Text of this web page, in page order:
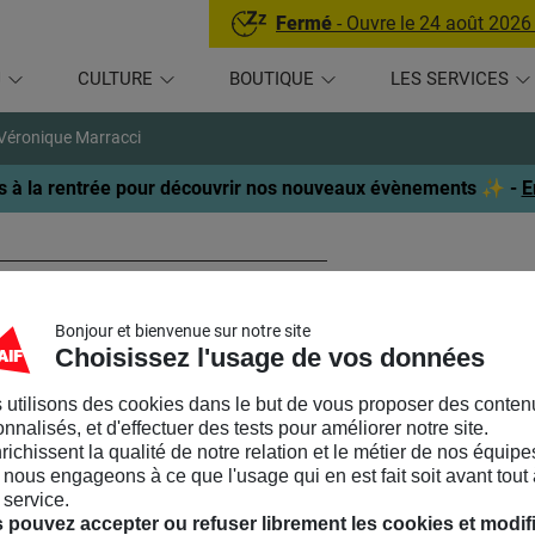
Fermé - Ouvre le 24 août
CULTURE BOUTIQUE LES SERVICES
Marracci
à la rentrée pour découvrir nos nouveaux évènements ✨ -
DU SKETCHNOTE
des notes plus visuelles en sketchnote ! C’est ludique et
le monde est capable de penser visuellement et il n’est pas
les idées avec des mots, des images et des
synthétiser l’information
. Cette technique permet de
Bonjour et bienvenue sur notre site
Choisissez l'usage de vos données
utilisons des cookies dans le but de vous proposer des
et d'effectuer des tests pour améliorer notre site.
la qualité de notre relation et le métier de nos
nous engageons à ce que l'usage qui en est fait soit avant tout
pouvez accepter ou refuser librement les cookies et